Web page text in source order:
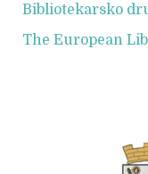
Bibliotekarsko
The European